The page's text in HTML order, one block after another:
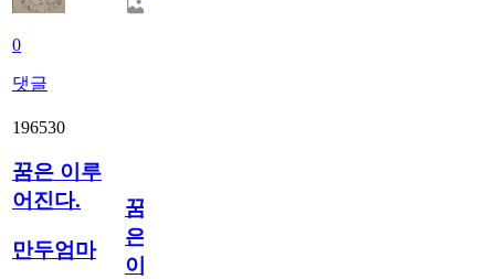
0
댓글
196530
꿈은 이루
어진다.
만두엄마
꿈
은
이